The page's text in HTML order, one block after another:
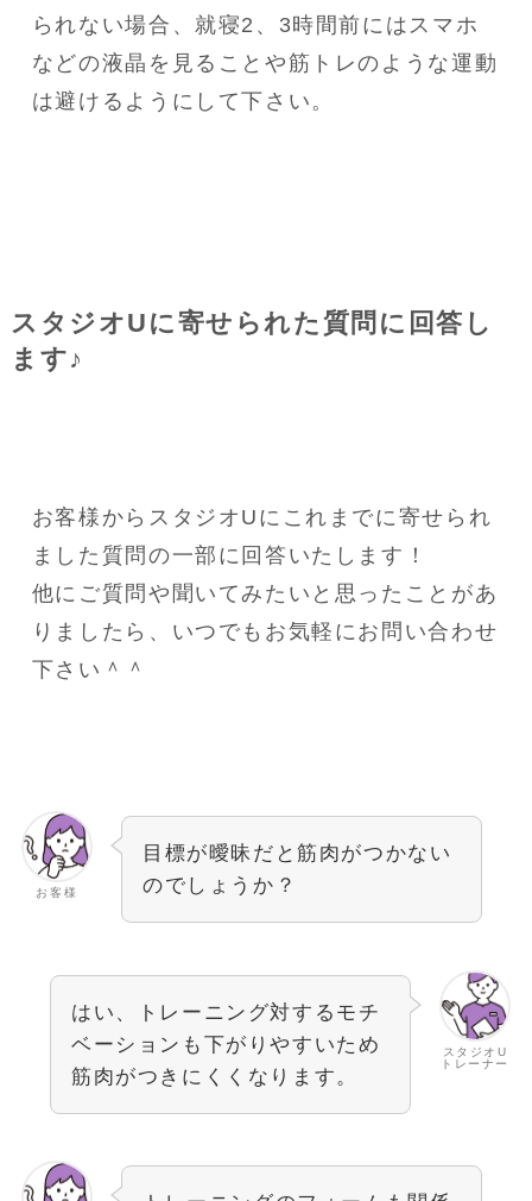
られない場合、就寝2、3時間前にはスマホ
などの液晶を見ることや筋トレのような運動
は避けるようにして下さい。
スタジオUに寄せられた質問に回答し
ます♪
お客様からスタジオUにこれまでに寄せられ
ました質問の一部に回答いたします！
他にご質問や聞いてみたいと思ったことがあ
りましたら、いつでもお気軽にお問い合わせ
下さい＾＾
お客様
目標が曖昧だと筋肉がつかない
のでしょうか？
スタジオU
トレーナー
はい、トレーニング対するモチ
ベーションも下がりやすいため
筋肉がつきにくくなります。